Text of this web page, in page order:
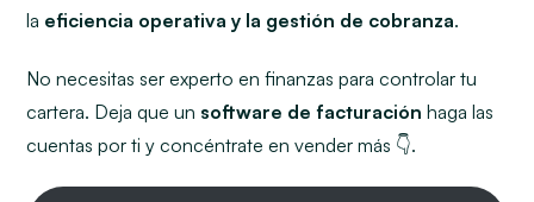
la eficiencia operativa y la gestión de cobranza.
No necesitas ser experto en finanzas para controlar tu
cartera. Deja que un software de facturación haga las
cuentas por ti y concéntrate en vender más 👇.